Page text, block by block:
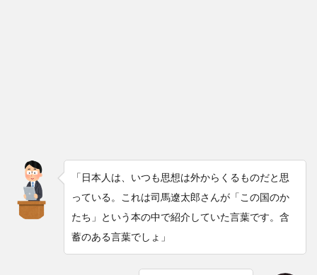
「日本人は、いつも思想は外からくるものだと思
っている。これは司馬遼太郎さんが「この国のか
たち」という本の中で紹介していた言葉です。含
蓄のある言葉でしょ」